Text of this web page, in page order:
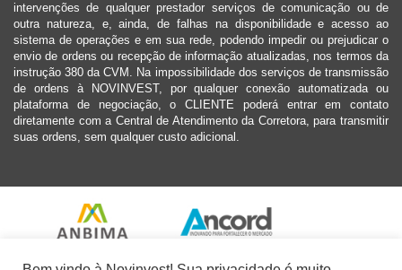
intervenções de qualquer prestador serviços de comunicação ou de
outra natureza, e, ainda, de falhas na disponibilidade e acesso ao
sistema de operações e em sua rede, podendo impedir ou prejudicar o
envio de ordens ou recepção de informação atualizadas, nos termos da
instrução 380 da CVM. Na impossibilidade dos serviços de transmissão
de ordens à NOVINVEST, por qualquer conexão automatizada ou
plataforma de negociação, o CLIENTE poderá entrar em contato
diretamente com a Central de Atendimento da Corretora, para transmitir
suas ordens, sem qualquer custo adicional.